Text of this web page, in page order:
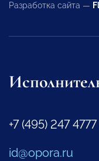
Разработка сайта —
+7 (495) 247 4777
id@opora.ru